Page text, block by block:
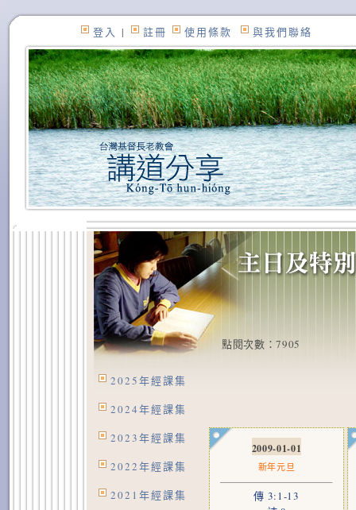
登入 | 註冊 使用條款 與我們聯絡
2025年經課集
2024年經課集
2023年經課集
2022年經課集
2021年經課集
點閱次數：7905
2009-01-01
新年元旦
傳 3:1-13